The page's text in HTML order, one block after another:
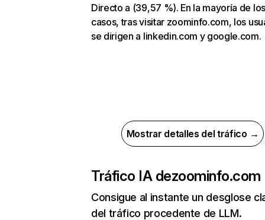
Directo a (39,57 %). En la mayoría de los
casos, tras visitar zoominfo.com, los
se dirigen a linkedin.com y google.com.
Mostrar detalles del tráfico →
Tráfico IA dezoominfo.com
Consigue al instante un desglose
del tráfico procedente de LLM.